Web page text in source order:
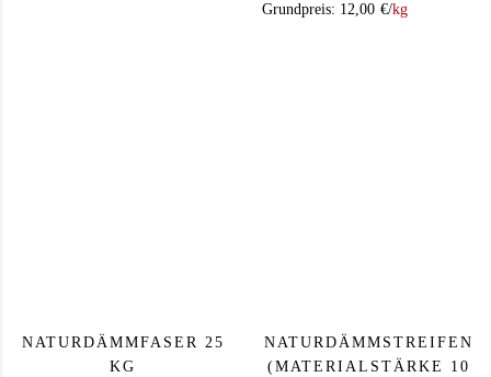
Grundpreis: 12,00 €/kg
NATURDÄMMFASER 25
KG
NATURDÄMMSTREIFEN
(MATERIALSTÄRKE 10